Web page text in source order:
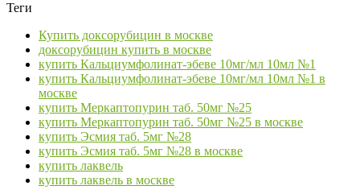
Теги
Купить доксорубицин в москве
доксорубицин купить в москве
купить Кальциумфолинат-эбеве 10мг/мл 10мл №1
купить Кальциумфолинат-эбеве 10мг/мл 10мл №1 в
москве
купить Меркаптопурин таб. 50мг №25
купить Меркаптопурин таб. 50мг №25 в москве
купить Эсмия таб. 5мг №28
купить Эсмия таб. 5мг №28 в москве
купить лаквель
купить лаквель в москве